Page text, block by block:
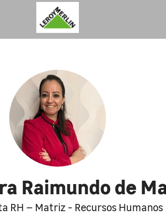
Raimundo de
RH – Matriz - Recursos Humanos